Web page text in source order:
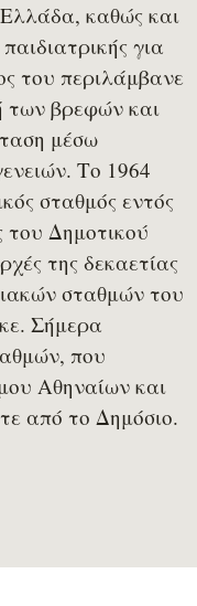
Ελλάδα, καθώς και
για
του περιλάμβανε
των βρεφών και
μέσω
Το 1964
σταθμός εντός
του Δημοτικού
της δεκαετίας
σταθμών του
Σήμερα
που
Αθηναίων και
από το Δημόσιο.